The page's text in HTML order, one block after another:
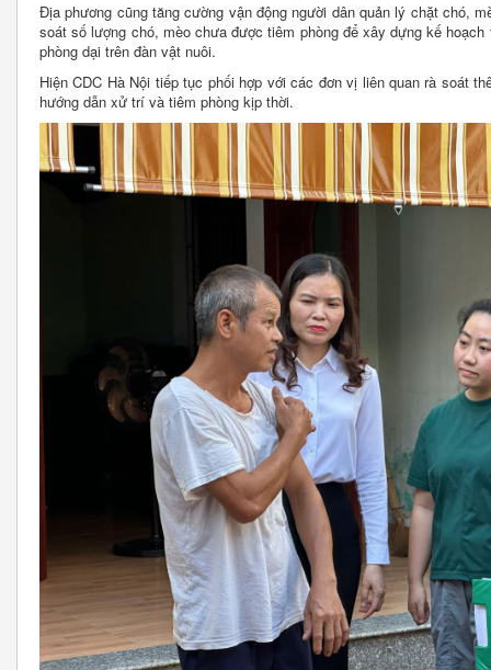
Địa phương cũng tăng cường vận động người dân quản lý chặt chó,
soát số lượng chó, mèo chưa được tiêm phòng để xây dựng kế
phòng dại trên đàn vật nuôi.
Hiện CDC Hà Nội tiếp tục phối hợp với các đơn vị liên quan rà soát
hướng dẫn xử trí và tiêm phòng kịp thời.